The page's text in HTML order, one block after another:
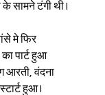
सामने टंगी थी I
मे फिर
पार्ट हुआ
वंदना
हुआ I